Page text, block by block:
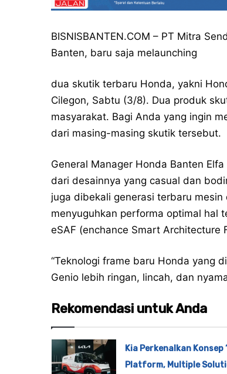
BISNISBANTEN.COM – PT Mitra
Banten, baru saja melaunching
dua skutik terbaru Honda, yakni
Cilegon, Sabtu (3/8). Dua produk
masyarakat. Bagi Anda yang ingin
dari masing-masing skutik tersebut.
General Manager Honda Banten
dari desainnya yang casual dan
juga dibekali generasi terbaru
menyuguhkan performa optimal hal
eSAF (enchance Smart Architecture
“Teknologi frame baru Honda yang
Genio lebih ringan, lincah, dan
Rekomendasi untuk Anda
Kia Perkenalkan Konsep
Platform, Multiple